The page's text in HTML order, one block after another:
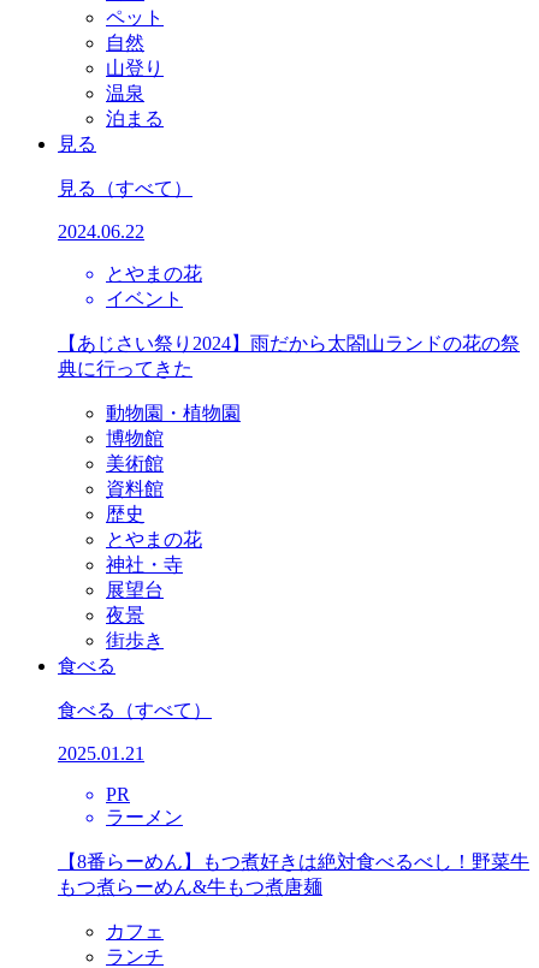
ペット
自然
山登り
温泉
泊まる
見る
見る （すべて）
2024.06.22
とやまの花
イベント
【あじさい祭り2024】雨だから太閤山ランドの花の祭
典に行ってきた
動物園・植物園
博物館
美術館
資料館
歴史
とやまの花
神社・寺
展望台
夜景
街歩き
食べる
食べる （すべて）
2025.01.21
PR
ラーメン
【8番らーめん】もつ煮好きは絶対食べるべし！野菜牛
もつ煮らーめん&牛もつ煮唐麺
カフェ
ランチ